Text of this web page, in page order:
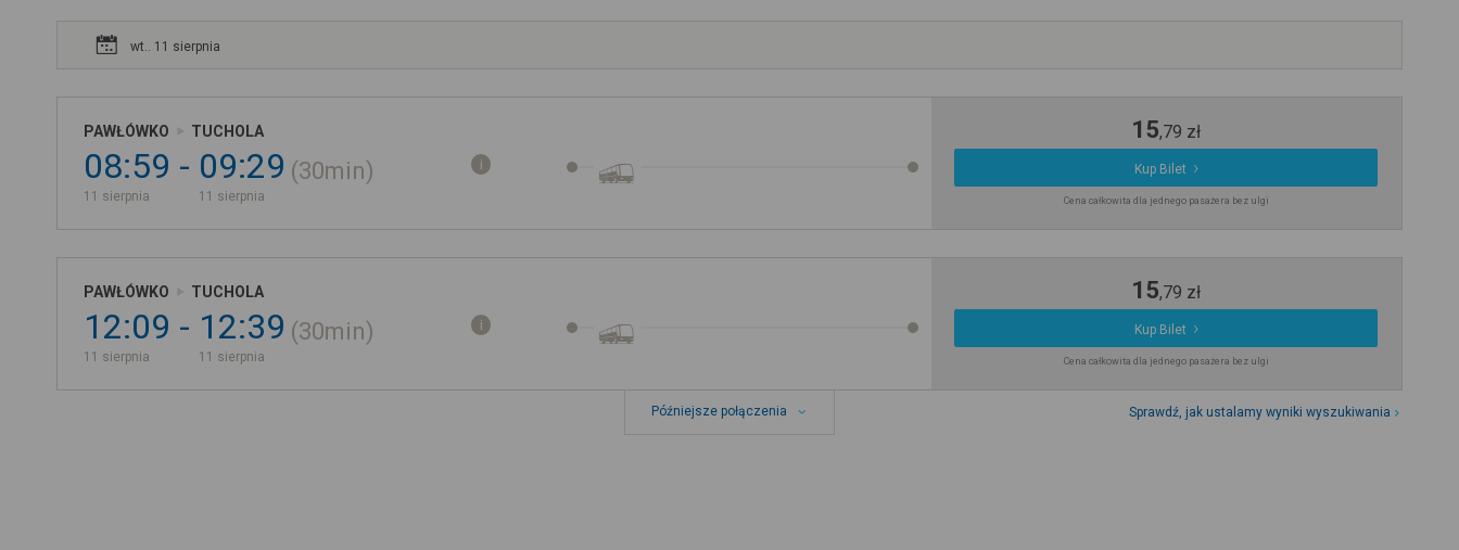
wt.. 11 sierpnia
PAWŁÓWKO TUCHOLA
08:59
11 sierpnia
09:29
11 sierpnia
30min
15,79 zł
Kup Bilet
Cena całkowita dla jednego pasażera bez ulgi
PAWŁÓWKO TUCHOLA
12:09
11 sierpnia
12:39
11 sierpnia
30min
15,79 zł
Kup Bilet
Cena całkowita dla jednego pasażera bez ulgi
Późniejsze połączenia Sprawdź, jak ustalamy wyniki wyszukiwania